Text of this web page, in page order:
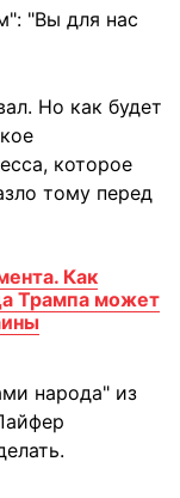
"Вы для нас
Но как будет
которое
тому перед
Как
Трампа может
народа" из